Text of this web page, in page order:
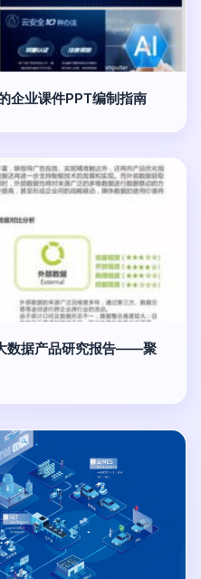
企业课件PPT编制指南
数据产品研究报告——聚